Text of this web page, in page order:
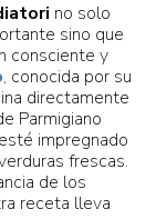
no solo
sino que
consciente y
, conocida por su
directamente
Parmigiano
impregnado
frescas.
de los
receta lleva